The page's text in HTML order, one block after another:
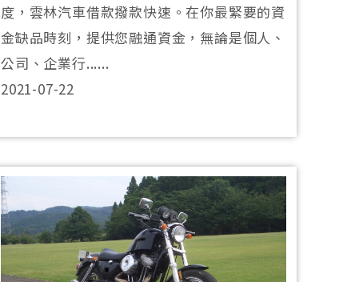
度，雲林汽車借款撥款快速。在你最緊要的資
金缺品時刻，提供您融通資金，無論是個人、
公司、企業行......
2021-07-22